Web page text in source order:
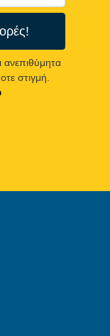
ανεπιθύμητα
στιγμή.